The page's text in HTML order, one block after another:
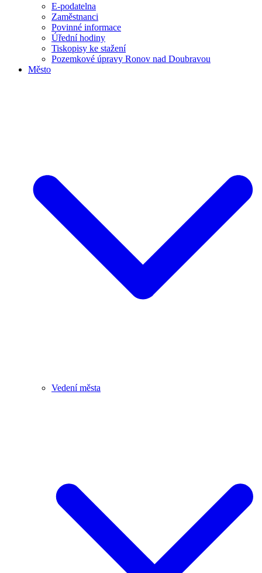
E-podatelna
Zaměstnanci
Povinné informace
Úřední hodiny
Tiskopisy ke stažení
Pozemkové úpravy Ronov nad Doubravou
Město
Vedení města